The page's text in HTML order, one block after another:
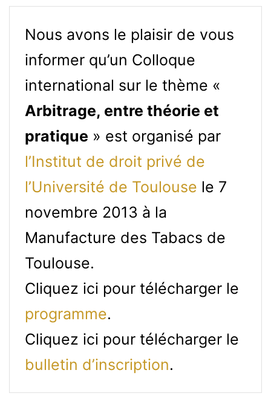
Nous avons le plaisir de vous
informer qu’un Colloque
international sur le thème «
Arbitrage, entre théorie et
pratique » est organisé par
l’Institut de droit privé de
l’Université de Toulouse le 7
novembre 2013 à la
Manufacture des Tabacs de
Toulouse.
Cliquez ici pour télécharger le
programme.
Cliquez ici pour télécharger le
bulletin d’inscription.